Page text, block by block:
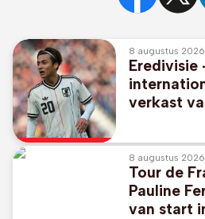
8 augustus 2026
Eredivisie
verkast
8 augustus 2026
Tour de
Pauline
van start